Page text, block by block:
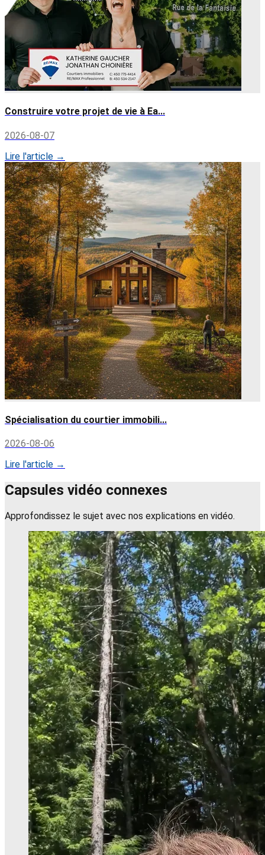
Construire votre projet de vie à Ea...
2026-08-07
Lire l'article →
Spécialisation du courtier immobili...
2026-08-06
Lire l'article →
Capsules vidéo connexes
Approfondissez le sujet avec nos explications en vidéo.